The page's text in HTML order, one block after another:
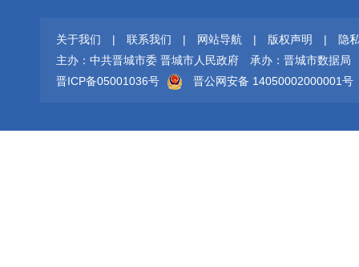
关于我们 | 联系我们 | 网站导航 | 版权声明 |
隐
主办：中共晋城市委 晋城市人民政府
承办：晋城市数据局
晋ICP备05001036号
晋公网安备 14050002000001号